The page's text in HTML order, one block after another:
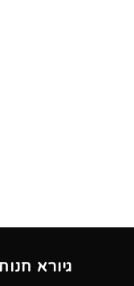
גיורא